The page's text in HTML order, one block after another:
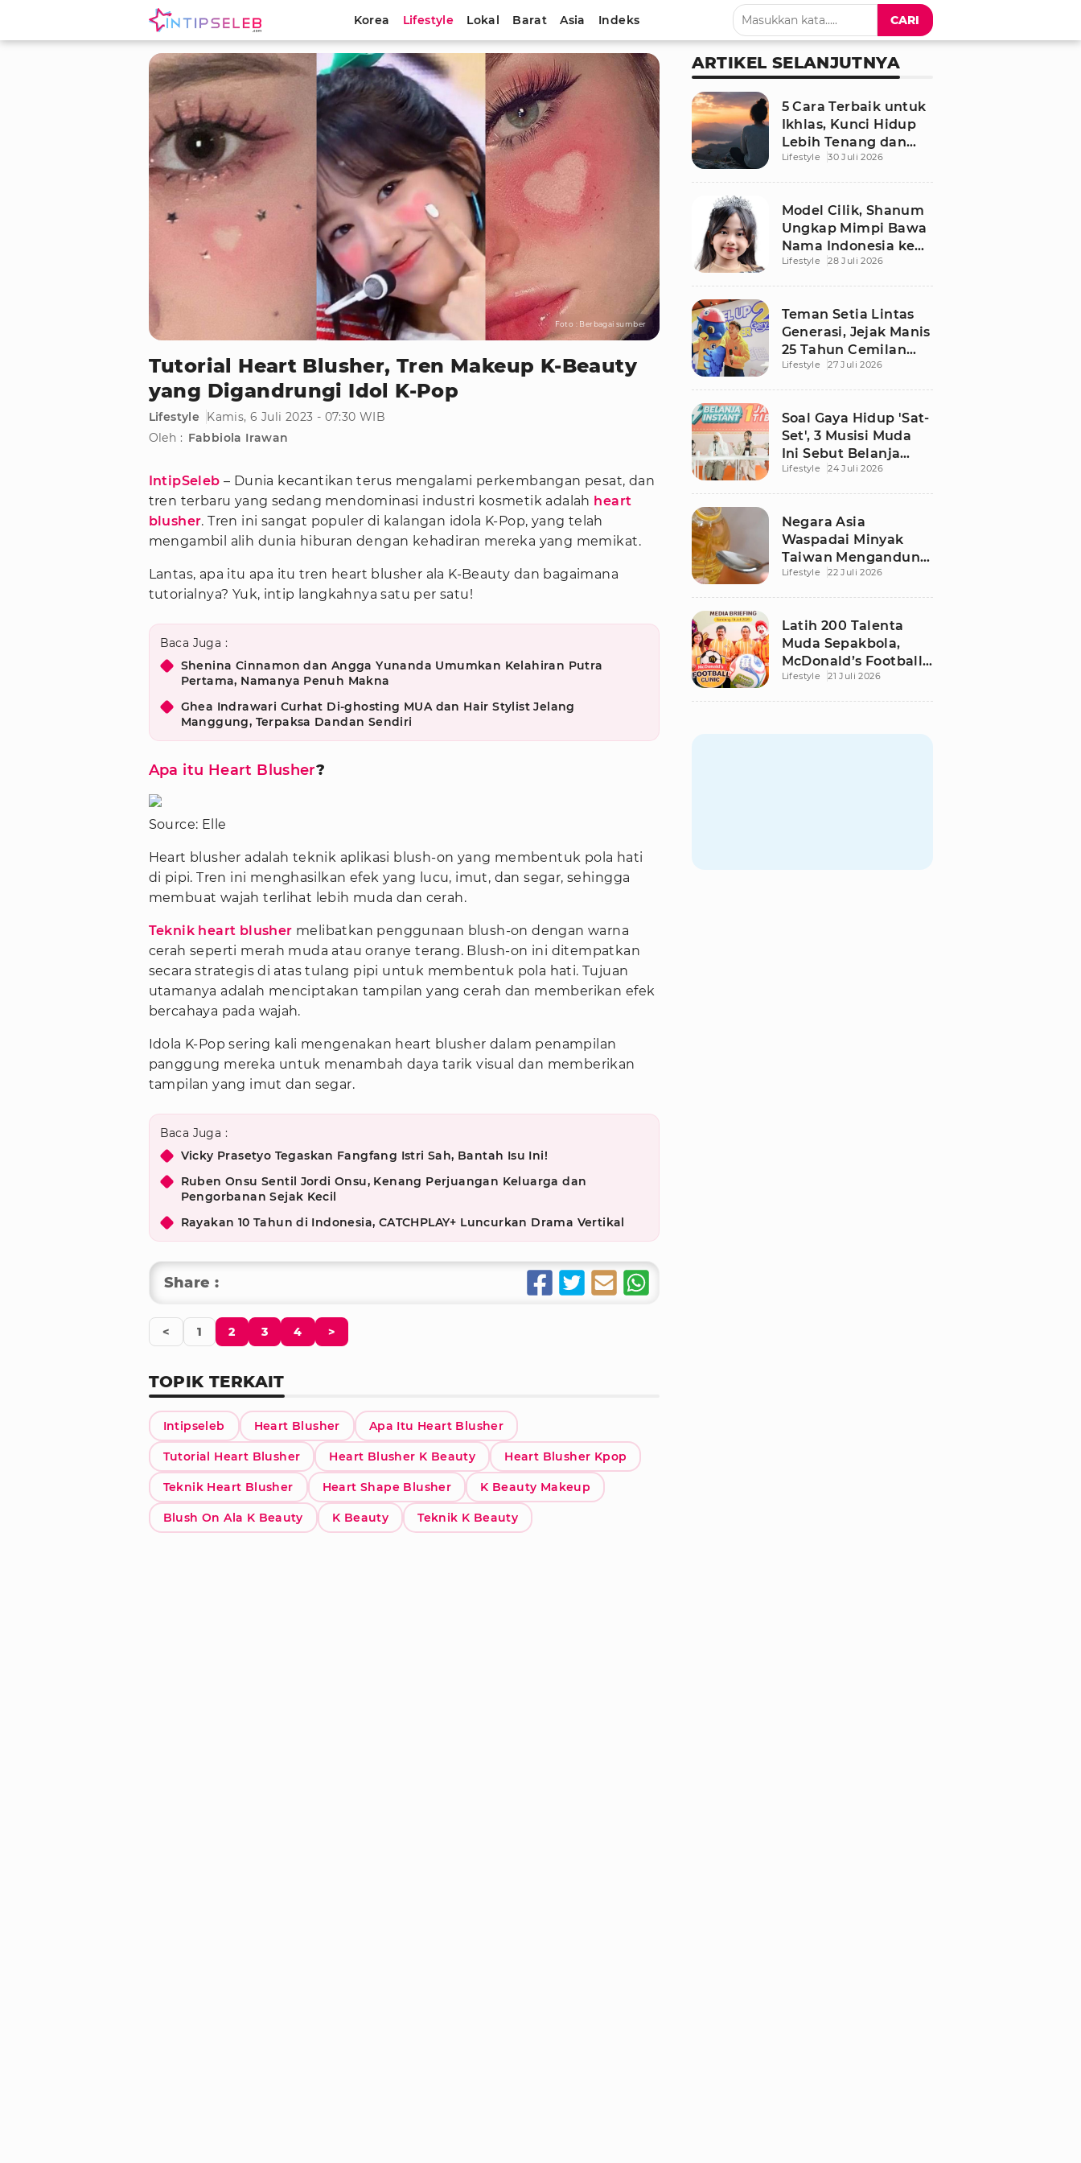
Korea Lifestyle Lokal Barat Asia Indeks CARI
Foto : Berbagai sumber
Tutorial Heart Blusher, Tren Makeup K-Beauty
yang Digandrungi Idol K-Pop
Lifestyle
Kamis, 6 Juli 2023 - 07:30 WIB
Oleh : Fabbiola Irawan
IntipSeleb – Dunia kecantikan terus mengalami perkembangan pesat, dan
tren terbaru yang sedang mendominasi industri kosmetik adalah heart
blusher. Tren ini sangat populer di kalangan idola K-Pop, yang telah
mengambil alih dunia hiburan dengan kehadiran mereka yang memikat.
Lantas, apa itu apa itu tren heart blusher ala K-Beauty dan bagaimana
tutorialnya? Yuk, intip langkahnya satu per satu!
Baca Juga :
Shenina Cinnamon dan Angga Yunanda Umumkan Kelahiran Putra
Pertama, Namanya Penuh Makna
Ghea Indrawari Curhat Di-ghosting MUA dan Hair Stylist Jelang
Manggung, Terpaksa Dandan Sendiri
Apa itu Heart Blusher?
Source: Elle
Heart blusher adalah teknik aplikasi blush-on yang membentuk pola hati
di pipi. Tren ini menghasilkan efek yang lucu, imut, dan segar, sehingga
membuat wajah terlihat lebih muda dan cerah.
Teknik heart blusher melibatkan penggunaan blush-on dengan warna
cerah seperti merah muda atau oranye terang. Blush-on ini ditempatkan
secara strategis di atas tulang pipi untuk membentuk pola hati. Tujuan
utamanya adalah menciptakan tampilan yang cerah dan memberikan efek
bercahaya pada wajah.
Idola K-Pop sering kali mengenakan heart blusher dalam penampilan
panggung mereka untuk menambah daya tarik visual dan memberikan
tampilan yang imut dan segar.
Baca Juga :
Vicky Prasetyo Tegaskan Fangfang Istri Sah, Bantah Isu Ini!
Ruben Onsu Sentil Jordi Onsu, Kenang Perjuangan Keluarga dan
Pengorbanan Sejak Kecil
Rayakan 10 Tahun di Indonesia, CATCHPLAY+ Luncurkan Drama Vertikal
Share :
< 1 2 3 4 >
TOPIK TERKAIT
Intipseleb Heart Blusher Apa Itu Heart Blusher
Tutorial Heart Blusher Heart Blusher K Beauty Heart Blusher Kpop
Teknik Heart Blusher Heart Shape Blusher K Beauty Makeup
Blush On Ala K Beauty K Beauty Teknik K Beauty
ARTIKEL SELANJUTNYA
5 Cara Terbaik untuk
Ikhlas, Kunci Hidup
Lebih Tenang dan
Bahagia
Lifestyle 30 Juli 2026
Model Cilik, Shanum
Ungkap Mimpi Bawa
Nama Indonesia ke
Panggung Dunia
Lifestyle 28 Juli 2026
Teman Setia Lintas
Generasi, Jejak Manis
25 Tahun Cemilan
Gery yang Legendaris
Lifestyle 27 Juli 2026
Soal Gaya Hidup 'Sat-
Set', 3 Musisi Muda
Ini Sebut Belanja
Instant 1 Jam Tiba
Lifestyle 24 Juli 2026
Negara Asia
Waspadai Minyak
Taiwan Mengandung
Zat Karsinogenik, Ini
Lifestyle 22 Juli 2026
Latih 200 Talenta
Muda Sepakbola,
McDonald’s Football
Clinic Gandeng
Lifestyle 21 Juli 2026